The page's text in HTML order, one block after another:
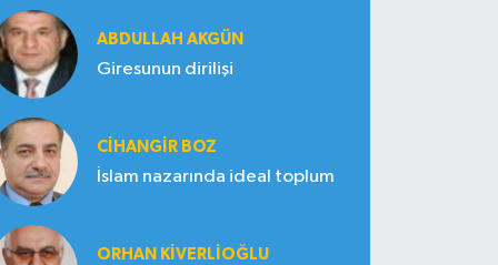
ABDULLAH AKGÜN
Giresunun dirilişi
CIHANGIR BOZ
İslam nazarında ideal toplum
ORHAN KIVERLIOĞLU